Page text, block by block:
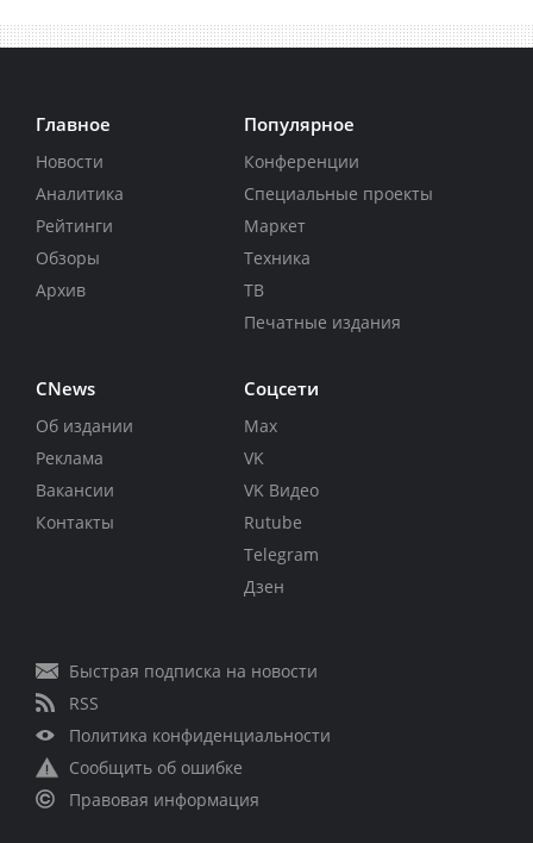
Главное
Новости
Аналитика
Рейтинги
Обзоры
Архив
Популярное
Конференции
Специальные проекты
Маркет
Техника
ТВ
Печатные издания
CNews
Об издании
Реклама
Вакансии
Контакты
Соцсети
Max
VK
VK Видео
Rutube
Telegram
Дзен
Быстрая подписка на новости
RSS
Политика конфиденциальности
Сообщить об ошибке
Правовая информация